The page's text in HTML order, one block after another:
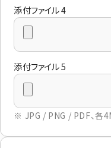
添付ファイル 4
添付ファイル 5
※ JPG / PNG / PDF、各